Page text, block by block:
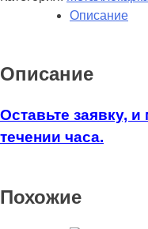
Описание
Описание
Оставьте заявку,
течении часа.
Похожие